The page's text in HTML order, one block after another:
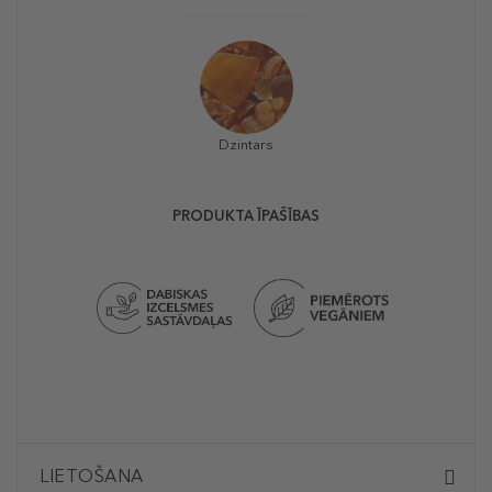
Dzintars
PRODUKTA ĪPAŠĪBAS
LIETOŠANA